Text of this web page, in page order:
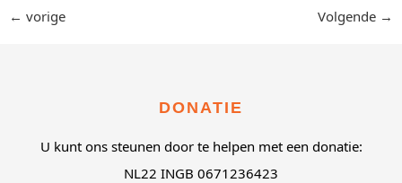
← vorige Volgende →
DONATIE
U kunt ons steunen door te helpen met een donatie:
NL22 INGB 0671236423